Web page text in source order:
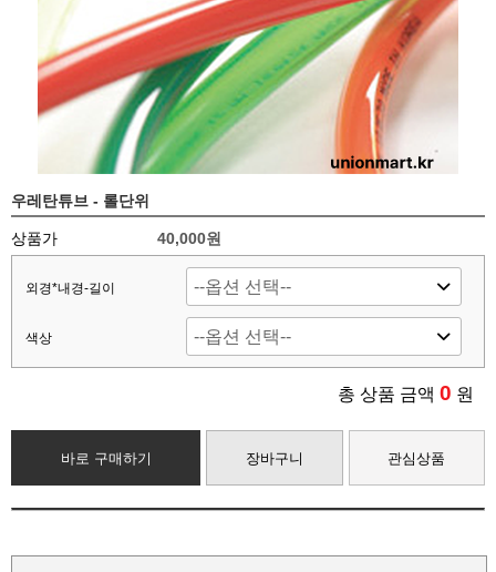
우레탄튜브 - 롤단위
상품가 40,000원
외경*내경-길이
색상
총 상품 금액 0 원
바로 구매하기 장바구니 관심상품